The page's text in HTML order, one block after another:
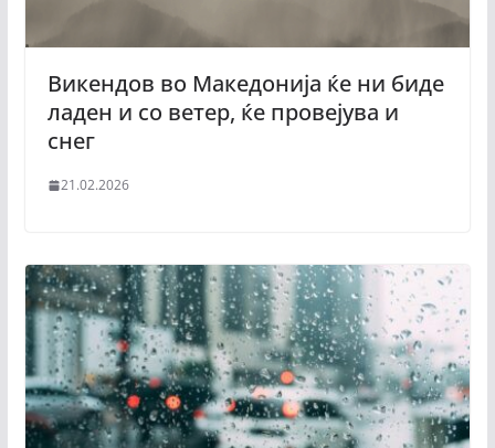
Викендов во Македонија ќе ни биде
ладен и со ветер, ќе провејува и
снег
21.02.2026